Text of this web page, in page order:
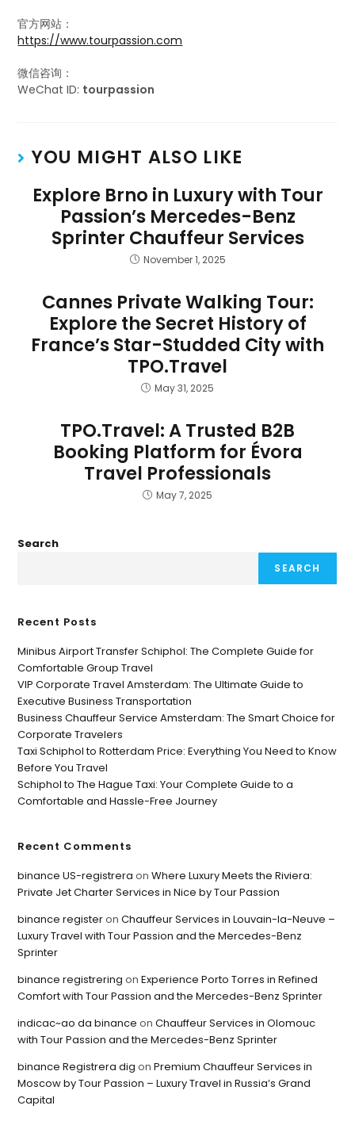
官方网站：
https://www.tourpassion.com
微信咨询：
WeChat ID: tourpassion
YOU MIGHT ALSO LIKE
Explore Brno in Luxury with Tour
Passion’s Mercedes-Benz
Sprinter Chauffeur Services
November 1, 2025
Cannes Private Walking Tour:
Explore the Secret History of
France’s Star-Studded City with
TPO.Travel
May 31, 2025
TPO.Travel: A Trusted B2B
Booking Platform for Évora
Travel Professionals
May 7, 2025
Search
SEARCH
Recent Posts
Minibus Airport Transfer Schiphol: The Complete Guide for
Comfortable Group Travel
VIP Corporate Travel Amsterdam: The Ultimate Guide to
Executive Business Transportation
Business Chauffeur Service Amsterdam: The Smart Choice for
Corporate Travelers
Taxi Schiphol to Rotterdam Price: Everything You Need to Know
Before You Travel
Schiphol to The Hague Taxi: Your Complete Guide to a
Comfortable and Hassle-Free Journey
Recent Comments
binance US-registrera onWhere Luxury Meets the Riviera:
Private Jet Charter Services in Nice by Tour Passion
binance registeronChauffeur Services in Louvain-la-Neuve –
Luxury Travel with Tour Passion and the Mercedes-Benz
Sprinter
binance registrering onExperience Porto Torres in Refined
Comfort with Tour Passion and the Mercedes-Benz Sprinter
indicac~ao da binance onChauffeur Services in Olomouc
with Tour Passion and the Mercedes-Benz Sprinter
binance Registrera dig onPremium Chauffeur Services in
Moscow by Tour Passion – Luxury Travel in Russia’s Grand
Capital